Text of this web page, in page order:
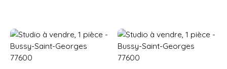
Estimation